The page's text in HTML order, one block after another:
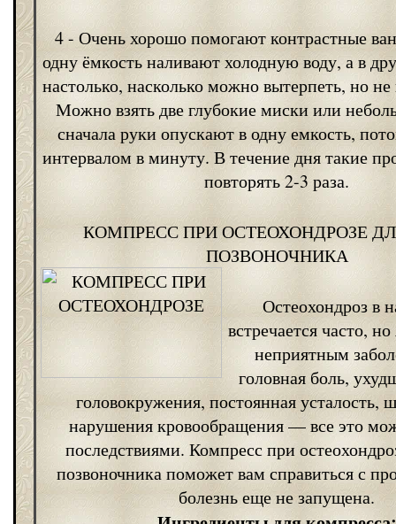
4 - Очень хорошо помогают контрастные
одну ёмкость наливают холодную воду, а в
настолько, насколько можно вытерпеть, но
Можно взять две глубокие миски или
сначала руки опускают в одну емкость,
интервалом в минуту. В течение дня такие
повторять 2-3 раза.
КОМПРЕСС ПРИ ОСТЕОХОНДРОЗЕ
ПОЗВОНОЧНИКА
Остеохондроз в
встречается часто,
неприятным
головная боль,
головокружения, постоянная усталость,
нарушения кровообращения — все это
последствиями. Компресс при
позвоночника поможет вам справиться с
болезнь еще не запущена.